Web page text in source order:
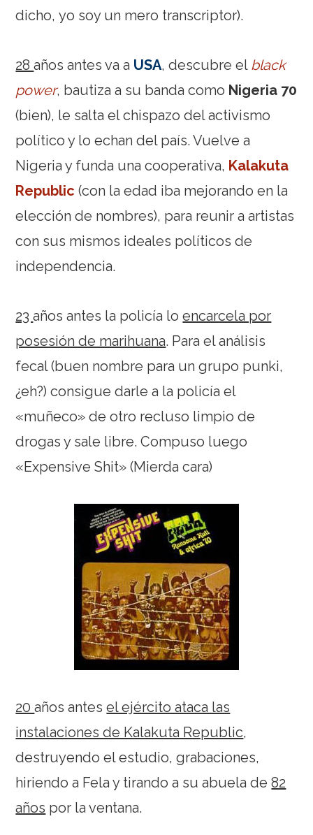
dicho, yo soy un mero transcriptor).
28años antes va a USA, descubre el black
power, bautiza a su banda como Nigeria 70
(bien), le salta el chispazo del activismo
político y lo echan del país. Vuelve a
Nigeria y funda una cooperativa, Kalakuta
Republic (con la edad iba mejorando en la
elección de nombres), para reunir a artistas
con sus mismos ideales políticos de
independencia.
23años antes la policía loencarcela por
posesión de marihuana. Para el análisis
fecal (buen nombre para un grupo punki,
¿eh?) consigue darle a la policía el
«muñeco» de otro recluso limpio de
drogas y sale libre. Compuso luego
«Expensive Shit» (Mierda cara)
20años antesel ejército ataca las
instalaciones de Kalakuta Republic,
destruyendo el estudio, grabaciones,
hiriendo a Fela y tirando a su abuela de82
años por la ventana.